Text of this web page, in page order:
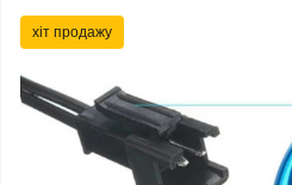
хіт продажу